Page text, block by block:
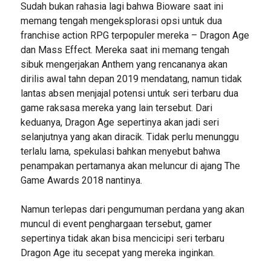
Sudah bukan rahasia lagi bahwa Bioware saat ini
memang tengah mengeksplorasi opsi untuk dua
franchise action RPG terpopuler mereka – Dragon Age
dan Mass Effect. Mereka saat ini memang tengah
sibuk mengerjakan Anthem yang rencananya akan
dirilis awal tahn depan 2019 mendatang, namun tidak
lantas absen menjajal potensi untuk seri terbaru dua
game raksasa mereka yang lain tersebut. Dari
keduanya, Dragon Age sepertinya akan jadi seri
selanjutnya yang akan diracik. Tidak perlu menunggu
terlalu lama, spekulasi bahkan menyebut bahwa
penampakan pertamanya akan meluncur di ajang The
Game Awards 2018 nantinya.
Namun terlepas dari pengumuman perdana yang akan
muncul di event penghargaan tersebut, gamer
sepertinya tidak akan bisa mencicipi seri terbaru
Dragon Age itu secepat yang mereka inginkan.